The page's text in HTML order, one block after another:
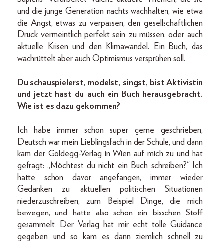
und die junge Generation nachts wachhalten, wie etwa
die Angst, etwas zu verpassen, den gesellschaftlichen
Druck vermeintlich perfekt sein zu müssen, oder auch
aktuelle Krisen und den Klimawandel. Ein Buch, das
wachrüttelt aber auch Optimismus versprühen soll.
Du schauspielerst, modelst, singst, bist Aktivistin
und jetzt hast du auch ein Buch herausgebracht.
Wie ist es dazu gekommen?
Ich habe immer schon super gerne geschrieben,
Deutsch war mein Lieblingsfach in der Schule, und dann
kam der Goldegg-Verlag in Wien auf mich zu und hat
gefragt: „Möchtest du nicht ein Buch schreiben?“ Ich
hatte schon davor angefangen, immer wieder
Gedanken zu aktuellen politischen Situationen
niederzuschreiben, zum Beispiel Dinge, die mich
bewegen, und hatte also schon ein bisschen Stoff
gesammelt. Der Verlag hat mir echt tolle Guidance
gegeben und so kam es dann ziemlich schnell zu